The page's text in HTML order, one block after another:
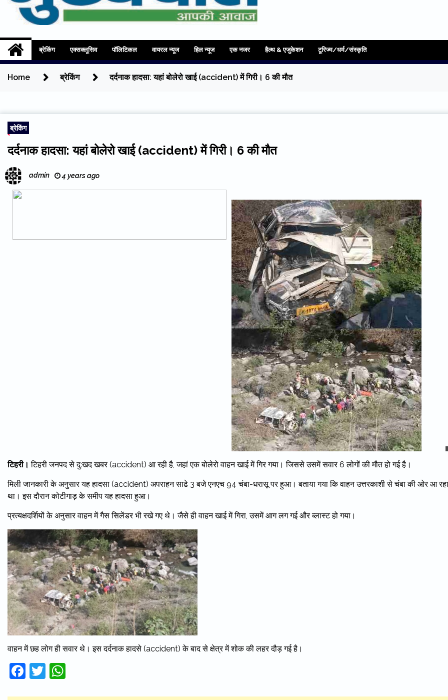
Mukhyadhara
Aapki Aawaz
ब्रेकिंग एक्सक्लूसिव पॉलिटिकल वायरल न्यूज हिल न्यूज एक नजर हैल्थ & एजुकेशन टूरिज्म/धर्म/संस्कृति
Home ब्रेकिंग दर्दनाक हादसा: यहां बोलेरो खाई (accident) में गिरी। 6 की मौत
ब्रेकिंग
दर्दनाक हादसा: यहां बोलेरो खाई (accident) में गिरी। 6 की मौत
admin 4 years ago
टिहरी। टिहरी जनपद से दु:खद खबर (accident) आ रही है, जहां एक बोलेरो वाहन खाई में गिर गया। जिससे उसमें सवार 6 लोगोंं की मौत हो गई है।
मिली जानकारी के अनुसार यह हादसा (accident) अपराहन साढे 3 बजे एनएच 94 चंबा-धरासू पर हुआ। बताया गया कि वाहन उत्तरकाशी से चंबा की ओर आ रहा
था। इस दौरान कोटीगाड़ के समीप यह हादसा हुआ।
प्रत्यक्षदर्शियों के अनुसार वाहन में गैस सिलेंडर भी रखे गए थे। जैसे ही वाहन खाई में गिरा, उसमें आग लग गई और ब्लास्ट हो गया।
वाहन में छह लोग ही सवार थे। इस दर्दनाक हादसे (accident) के बाद से क्षेत्र में शोक की लहर दौड़ गई है।
Facebook
Twitter